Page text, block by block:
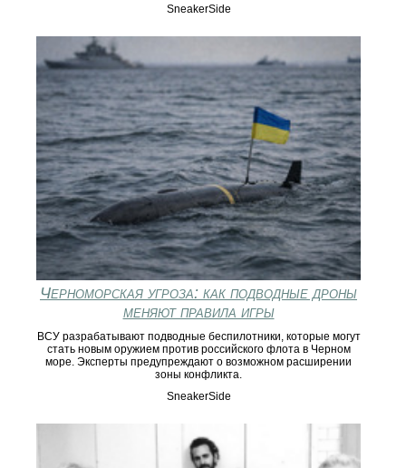
SneakerSide
Черноморская угроза: как подводные дроны
меняют правила игры
ВСУ разрабатывают подводные беспилотники, которые могут
стать новым оружием против российского флота в Черном
море. Эксперты предупреждают о возможном расширении
зоны конфликта.
SneakerSide